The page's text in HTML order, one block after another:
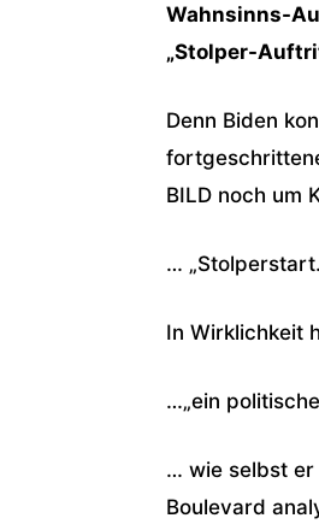
Wahnsinns-
„Stolper-
Denn Biden
BILD noch um
…
In Wirklichkeit
…„ein
… wie selbst er
Boulevard